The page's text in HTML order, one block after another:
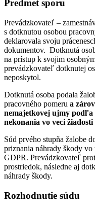
Predmet sporu
Prevádzkovateľ –
s dotknutou osobou
deklarovala svoju
dokumentov. Dotknutá
na prístup k svojim
prevádzkovateľ dotknutej
neposkytol.
Dotknutá osoba podala
pracovného pomeru a
nemajetkovej ujmy podľa
nekonania vo veci
Súd prvého stupňa žalobe
priznania náhrady škody
GDPR. Prevádzkovateľ
prostriedok, následne aj
náhrady škody.
Rozhodnutie súdu